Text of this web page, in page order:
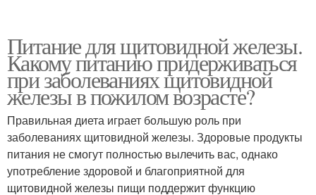
Питание для щитовидной железы.
Какому питанию придерживаться
при заболеваниях щитовидной
железы в пожилом возрасте?
Правильная диета играет большую роль при
заболеваниях щитовидной железы. Здоровые продукты
питания не смогут полностью вылечить вас, однако
употребление здоровой и благоприятной для
щитовидной железы пищи поддержит функцию